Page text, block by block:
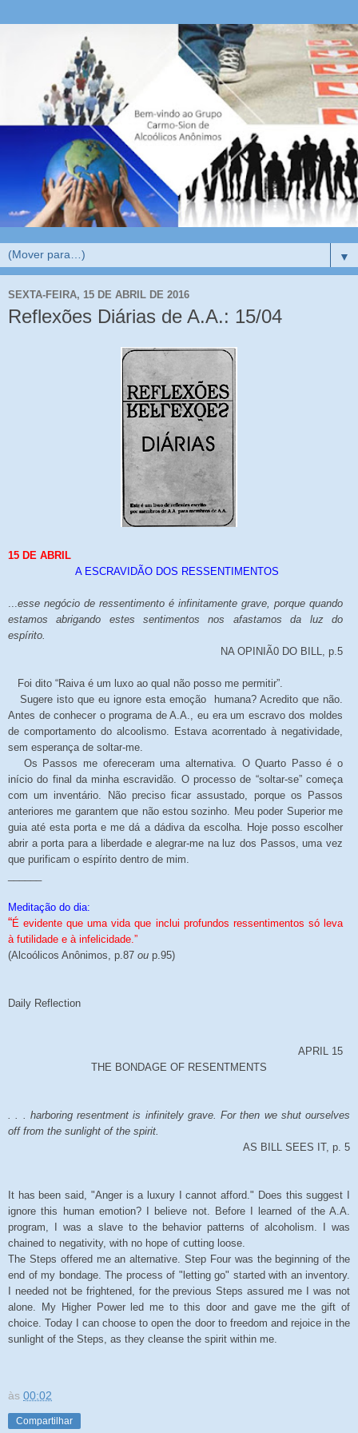
▼
SEXTA-FEIRA, 15 DE ABRIL DE 2016
Reflexões Diárias de A.A.: 15/04
15 DE ABRIL
A ESCRAVIDÃO DOS RESSENTIMENTOS
esse negócio de ressentimento é infinitamente grave, porque quando
estamos abrigando estes sentimentos nos afastamos da luz do
espírito.
NA OPINIÃ0 DO BILL, p.5
Foi dito “Raiva é um luxo ao qual não posso me permitir”.
Sugere isto que eu ignore esta emoção humana? Acredito que não.
Antes de conhecer o programa de A.A., eu era um escravo dos moldes
de comportamento do alcoolismo. Estava acorrentado à negatividade,
sem esperança de soltar-me.
Os Passos me ofereceram uma alternativa. O Quarto Passo é o
início do final da minha escravidão. O processo de “soltar-se” começa
com um inventário. Não preciso ficar assustado, porque os Passos
anteriores me garantem que não estou sozinho. Meu poder Superior me
guia até esta porta e me dá a dádiva da escolha. Hoje posso escolher
abrir a porta para a liberdade e alegrar-me na luz dos Passos, uma vez
que purificam o espírito dentro de mim.
Meditação do dia:
“É evidente que uma vida que inclui profundos ressentimentos só leva
à futilidade e à infelicidade.”
(Alcoólicos Anônimos, p.87 ou p.95)
Daily Reflection
APRIL 15
THE BONDAGE OF RESENTMENTS
. . . harboring resentment is infinitely grave. For then we shut ourselves
off from the sunlight of the spirit.
AS BILL SEES IT, p. 5
It has been said, "Anger is a luxury I cannot afford." Does this suggest I
ignore this human emotion? I believe not. Before I learned of the A.A.
program, I was a slave to the behavior patterns of alcoholism. I was
chained to negativity, with no hope of cutting loose.
The Steps offered me an alternative. Step Four was the beginning of the
end of my bondage. The process of "letting go" started with an inventory.
I needed not be frightened, for the previous Steps assured me I was not
alone. My Higher Power led me to this door and gave me the gift of
choice. Today I can choose to open the door to freedom and rejoice in the
sunlight of the Steps, as they cleanse the spirit within me.
às 00:02
Compartilhar